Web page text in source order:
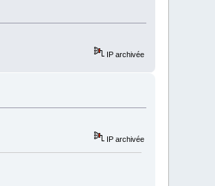
IP archivée
IP archivée